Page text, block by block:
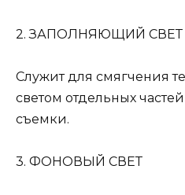
2. ЗАПОЛНЯЮЩИЙ СВЕТ
Служит для смягчения
светом отдельных
съемки.
3. ФОНОВЫЙ СВЕТ